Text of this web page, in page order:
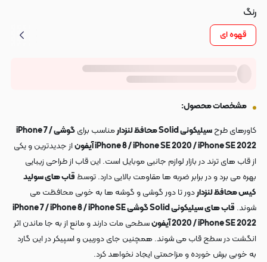
رنگ
قهوه ای
مشخصات محصول:
کاورهای طرحسیلیکونی Solid محافظ لنزدار مناسب برای
گوشی iPhone 7 /
iPhone 8 / iPhone SE 2020 / iPhone SE 2022 آیفون
از جدیدترین و یکی
از قاب های ترند در بازار لوازم جانبی موبایل است. این قاب از طراحی زیبایی
بهره می برد و در برابر ضربه ها مقاومت بالایی دارد. توسطقاب های سولید
کیس محافظ لنزداردور تا دور گوشی و گوشه ها به خوبی محافظت می
شوند.
قاب های سیلیکونی Solid گوشی iPhone 7 / iPhone 8 / iPhone SE
2020 / iPhone SE 2022 آیفون
سطحی مات دارند و مانع از به جا ماندن اثر
انگشت در سطح قاب می شوند. همچنین جای دوربین و اسپیکر در این گارد
به خوبی برش خورده و مزاحمتی ایجاد نخواهد کرد.